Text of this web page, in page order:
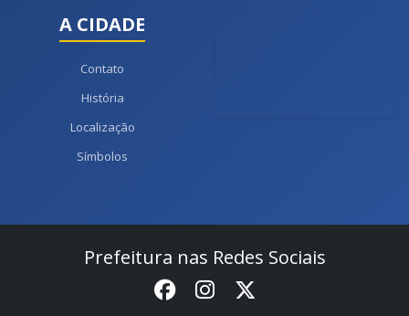
A CIDADE
Contato
História
Localização
Símbolos
Prefeitura nas Redes Sociais